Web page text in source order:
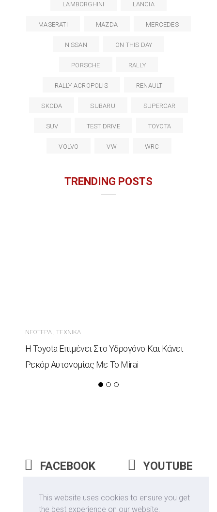
This website uses cookies to ensure you get
the best experience on our website.
LAMBORGHINI LANCIA
MASERATI MAZDA MERCEDES
NISSAN ON THIS DAY
PORSCHE RALLY
RALLY ACROPOLIS RENAULT
SKODA SUBARU SUPERCAR
SUV TEST DRIVE TOYOTA
VOLVO VW WRC
TRENDING POSTS
ΝΕΏΤΕΡΑ,ΤΕΧΝΙΚΆ
Η Toyota Επιμένει Στο Υδρογόνο Και Κάνει
Ρεκόρ Αυτονομίας Με Το Mirai
FACEBOOK
YOUTUBE
INSTAGRAM